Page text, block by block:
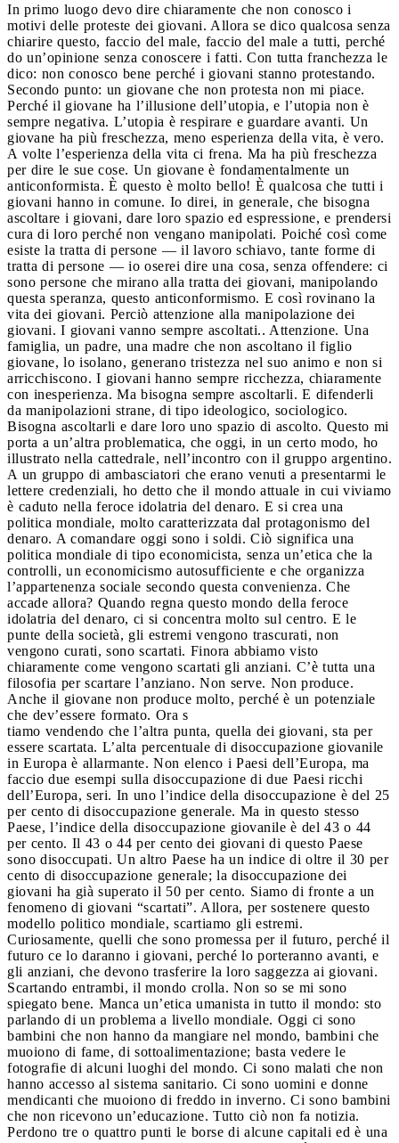
In primo luogo devo dire chiaramente che non conosco i
motivi delle proteste dei giovani. Allora se dico qualcosa senza
chiarire questo, faccio del male, faccio del male a tutti, perché
do un’opinione senza conoscere i fatti. Con tutta franchezza le
dico: non conosco bene perché i giovani stanno protestando.
Secondo punto: un giovane che non protesta non mi piace.
Perché il giovane ha l’illusione dell’utopia, e l’utopia non è
sempre negativa. L’utopia è respirare e guardare avanti. Un
giovane ha più freschezza, meno esperienza della vita, è vero.
A volte l’esperienza della vita ci frena. Ma ha più freschezza
per dire le sue cose. Un giovane è fondamentalmente un
anticonformista. È questo è molto bello! È qualcosa che tutti i
giovani hanno in comune. Io direi, in generale, che bisogna
ascoltare i giovani, dare loro spazio ed espressione, e prendersi
cura di loro perché non vengano manipolati. Poiché così come
esiste la tratta di persone — il lavoro schiavo, tante forme di
tratta di persone — io oserei dire una cosa, senza offendere: ci
sono persone che mirano alla tratta dei giovani, manipolando
questa speranza, questo anticonformismo. E così rovinano la
vita dei giovani. Perciò attenzione alla manipolazione dei
giovani. I giovani vanno sempre ascoltati.. Attenzione. Una
famiglia, un padre, una madre che non ascoltano il figlio
giovane, lo isolano, generano tristezza nel suo animo e non si
arricchiscono. I giovani hanno sempre ricchezza, chiaramente
con inesperienza. Ma bisogna sempre ascoltarli. E difenderli
da manipolazioni strane, di tipo ideologico, sociologico.
Bisogna ascoltarli e dare loro uno spazio di ascolto. Questo mi
porta a un’altra problematica, che oggi, in un certo modo, ho
illustrato nella cattedrale, nell’incontro con il gruppo argentino.
A un gruppo di ambasciatori che erano venuti a presentarmi le
lettere credenziali, ho detto che il mondo attuale in cui viviamo
è caduto nella feroce idolatria del denaro. E si crea una
politica mondiale, molto caratterizzata dal protagonismo del
denaro. A comandare oggi sono i soldi. Ciò significa una
politica mondiale di tipo economicista, senza un’etica che la
controlli, un economicismo autosufficiente e che organizza
l’appartenenza sociale secondo questa convenienza. Che
accade allora? Quando regna questo mondo della feroce
idolatria del denaro, ci si concentra molto sul centro. E le
punte della società, gli estremi vengono trascurati, non
vengono curati, sono scartati. Finora abbiamo visto
chiaramente come vengono scartati gli anziani. C’è tutta una
filosofia per scartare l’anziano. Non serve. Non produce.
Anche il giovane non produce molto, perché è un potenziale
che dev’essere formato. Ora s
tiamo vendendo che l’altra punta, quella dei giovani, sta per
essere scartata. L’alta percentuale di disoccupazione giovanile
in Europa è allarmante. Non elenco i Paesi dell’Europa, ma
faccio due esempi sulla disoccupazione di due Paesi ricchi
dell’Europa, seri. In uno l’indice della disoccupazione è del 25
per cento di disoccupazione generale. Ma in questo stesso
Paese, l’indice della disoccupazione giovanile è del 43 o 44
per cento. Il 43 o 44 per cento dei giovani di questo Paese
sono disoccupati. Un altro Paese ha un indice di oltre il 30 per
cento di disoccupazione generale; la disoccupazione dei
giovani ha già superato il 50 per cento. Siamo di fronte a un
fenomeno di giovani “scartati”. Allora, per sostenere questo
modello politico mondiale, scartiamo gli estremi.
Curiosamente, quelli che sono promessa per il futuro, perché il
futuro ce lo daranno i giovani, perché lo porteranno avanti, e
gli anziani, che devono trasferire la loro saggezza ai giovani.
Scartando entrambi, il mondo crolla. Non so se mi sono
spiegato bene. Manca un’etica umanista in tutto il mondo: sto
parlando di un problema a livello mondiale. Oggi ci sono
bambini che non hanno da mangiare nel mondo, bambini che
muoiono di fame, di sottoalimentazione; basta vedere le
fotografie di alcuni luoghi del mondo. Ci sono malati che non
hanno accesso al sistema sanitario. Ci sono uomini e donne
mendicanti che muoiono di freddo in inverno. Ci sono bambini
che non ricevono un’educazione. Tutto ciò non fa notizia.
Perdono tre o quattro punti le borse di alcune capitali ed è una